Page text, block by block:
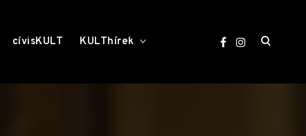
toggle
childcívisKULT KULThírek
open